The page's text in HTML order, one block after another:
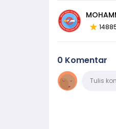
0 Komentar
KomentarTulis